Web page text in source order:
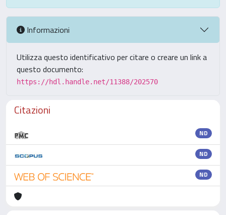
Informazioni
Utilizza questo identificativo per citare o creare un link a
questo documento:
https://hdl.handle.net/11388/202570
Citazioni
ND
ND
ND